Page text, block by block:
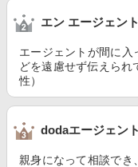
エン エージェント
エージェントが間に入
どを遠慮せず伝えら
性）
dodaエージェン
親身になって相談でき